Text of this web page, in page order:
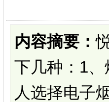
内容摘要：
下几种：1
人选择电子